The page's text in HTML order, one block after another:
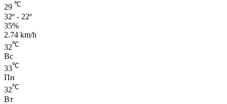
29 ℃
32º - 22º
35%
2.74 km/h
32℃
Вс
33℃
Пн
32℃
Вт